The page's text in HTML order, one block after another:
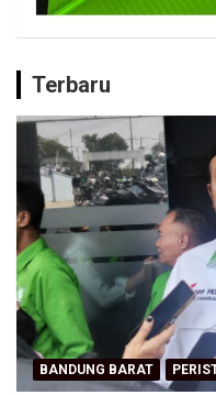
Terbaru
BANDUNG BARAT